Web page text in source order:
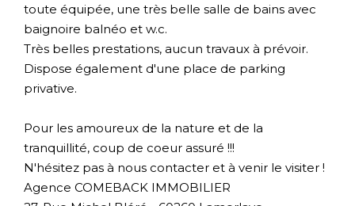
toute équipée, une très belle salle de bains avec
baignoire balnéo et w.c.
Très belles prestations, aucun travaux à prévoir.
Dispose également d'une place de parking
privative.
Pour les amoureux de la nature et de la
tranquillité, coup de coeur assuré !!!
N'hésitez pas à nous contacter et à venir le visiter !
Agence COMEBACK IMMOBILIER